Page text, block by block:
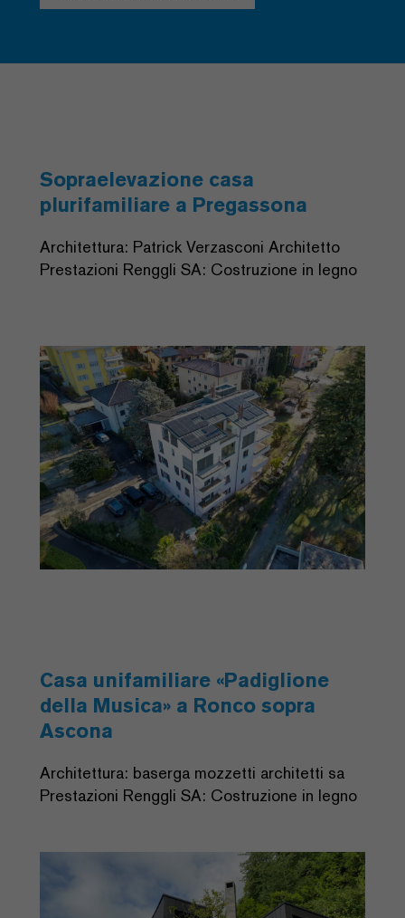
Sopraelevazione casa
plurifamiliare a Pregassona
Architettura: Patrick Verzasconi Architetto
Prestazioni Renggli SA: Costruzione in legno
Casa unifamiliare «Padiglione
della Musica» a Ronco sopra
Ascona
Architettura: baserga mozzetti architetti sa
Prestazioni Renggli SA: Costruzione in legno
Next